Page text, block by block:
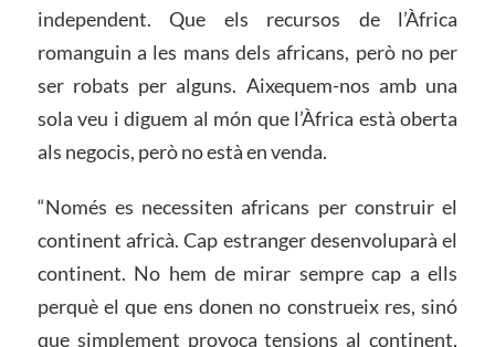
independent. Que els recursos de l’Àfrica
romanguin a les mans dels africans, però no per
ser robats per alguns. Aixequem-nos amb una
sola veu i diguem al món que l’Àfrica està oberta
als negocis, però no està en venda.
“Només es necessiten africans per construir el
continent africà. Cap estranger desenvoluparà el
continent. No hem de mirar sempre cap a ells
perquè el que ens donen no construeix res, sinó
que simplement provoca tensions al continent,